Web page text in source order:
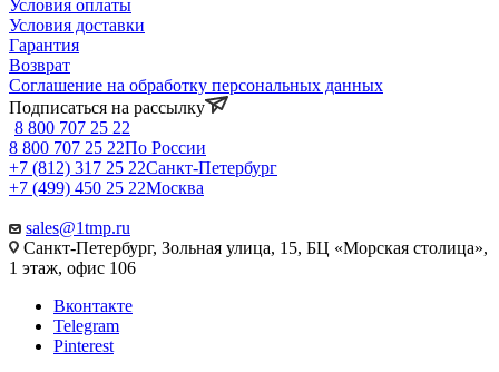
Условия оплаты
Условия доставки
Гарантия
Возврат
Соглашение на обработку персональных данных
Подписаться на рассылку
8 800 707 25 22
8 800 707 25 22По России
+7 (812) 317 25 22Санкт-Петербург
+7 (499) 450 25 22Москва
sales@1tmp.ru
Санкт-Петербург, Зольная улица, 15, БЦ «Морская столица»,
1 этаж, офис 106
Вконтакте
Telegram
Pinterest